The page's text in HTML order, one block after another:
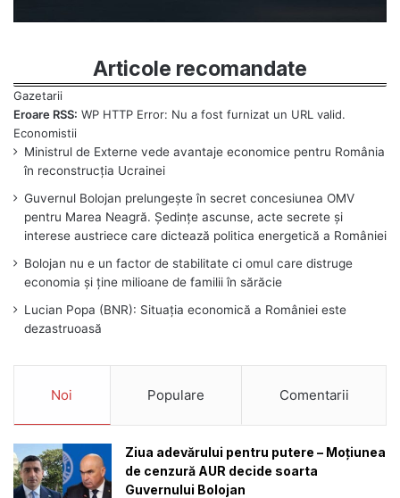
Articole recomandate
Eroare RSS: WP HTTP Error: Nu a fost furnizat un URL valid.
Ministrul de Externe vede avantaje economice pentru România
în reconstrucția Ucrainei
Guvernul Bolojan prelungește în secret concesiunea OMV
pentru Marea Neagră. Ședințe ascunse, acte secrete și
interese austriece care dictează politica energetică a României
Bolojan nu e un factor de stabilitate ci omul care distruge
economia și ține milioane de familii în sărăcie
Lucian Popa (BNR): Situația economică a României este
dezastruoasă
Noi Populare Comentarii
Ziua adevărului pentru putere – Moțiunea
de cenzură AUR decide soarta
Guvernului Bolojan